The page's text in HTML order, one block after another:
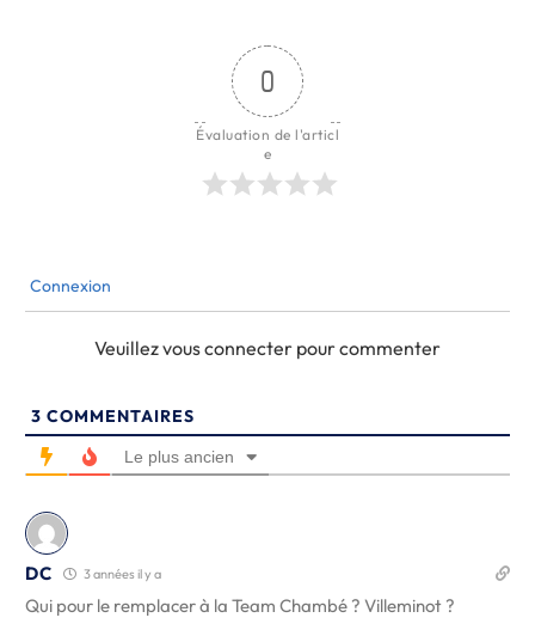
0
Évaluation de l'articl
e
Connexion
Veuillez vous connecter pour commenter
3 COMMENTAIRES
Le plus ancien
DC 3 années il y a
Qui pour le remplacer à la Team Chambé ? Villeminot ?